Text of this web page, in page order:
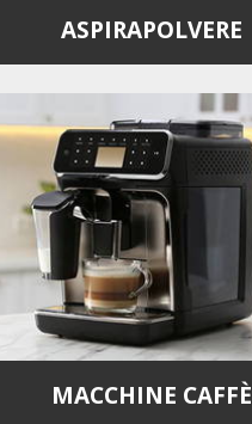
ASPIRAPOLVERE
MACCHINE CAFFÈ